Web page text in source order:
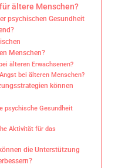
ältere Menschen?
psychischen Gesundheit
Menschen?
älteren Erwachsenen?
bei älteren Menschen?
können
psychische Gesundheit
Aktivität für das
die Unterstützung